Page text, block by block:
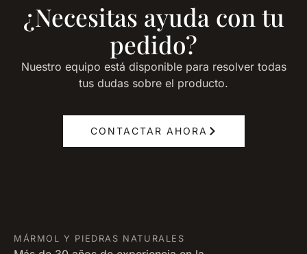
¿Necesitas ayuda con tu
pedido?
Nuestro equipo está disponible para resolver todas
tus dudas sobre el producto.
CONTACTAR AHORA
MÁRMOL Y PIEDRAS NATURALES